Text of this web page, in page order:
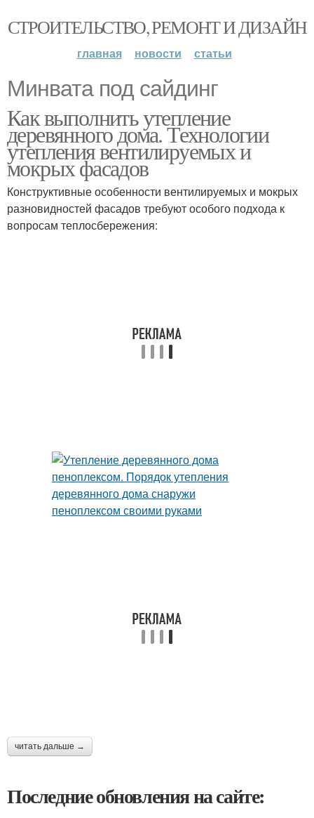
СТРОИТЕЛЬСТВО, РЕМОНТ И ДИЗАЙН
главная новости статьи
Минвата под сайдинг
Как выполнить утепление
деревянного дома. Технологии
утепления вентилируемых и
мокрых фасадов
Конструктивные особенности вентилируемых и мокрых
разновидностей фасадов требуют особого подхода к
вопросам теплосбережения:
читать дальше →
Последние обновления на сайте: